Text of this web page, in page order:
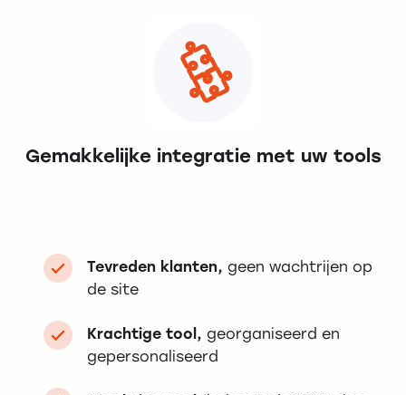
Gemakkelijke integratie met uw tools
Tevreden klanten, geen wachtrijen op
de site
Krachtige tool, georganiseerd en
gepersonaliseerd